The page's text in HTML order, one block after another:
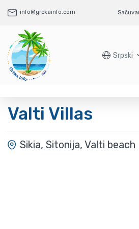
info@grckainfo.com
Srpski
Valti Villas
Sikia, Sitonija, Valti beach